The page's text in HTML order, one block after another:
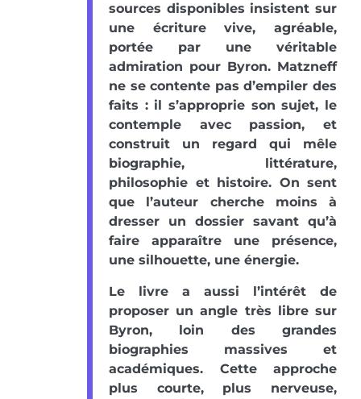
sources disponibles insistent sur
une écriture vive, agréable,
portée par une véritable
admiration pour Byron. Matzneff
ne se contente pas d’empiler des
faits : il s’approprie son sujet, le
contemple avec passion, et
construit un regard qui mêle
biographie, littérature,
philosophie et histoire. On sent
que l’auteur cherche moins à
dresser un dossier savant qu’à
faire apparaître une présence,
une silhouette, une énergie.
Le livre a aussi l’intérêt de
proposer un angle très libre sur
Byron, loin des grandes
biographies massives et
académiques. Cette approche
plus courte, plus nerveuse,